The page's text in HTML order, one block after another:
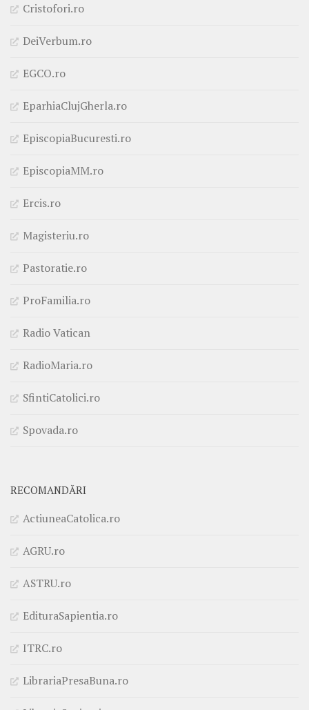
Cristofori.ro
DeiVerbum.ro
EGCO.ro
EparhiaClujGherla.ro
EpiscopiaBucuresti.ro
EpiscopiaMM.ro
Ercis.ro
Magisteriu.ro
Pastoratie.ro
ProFamilia.ro
Radio Vatican
RadioMaria.ro
SfintiCatolici.ro
Spovada.ro
RECOMANDĂRI
ActiuneaCatolica.ro
AGRU.ro
ASTRU.ro
EdituraSapientia.ro
ITRC.ro
LibrariaPresaBuna.ro